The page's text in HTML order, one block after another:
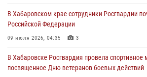
28 июля 2026, 05:56
В Хабаровском крае сотрудники Росгвардии
Российской Федерации
09 июля 2026, 04:35 3
В Хабаровске Росгвардия провела спортивное
посвященное Дню ветеранов боевых действий